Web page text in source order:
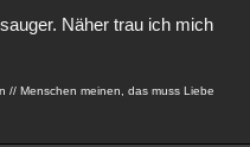
Näher trau ich mich
// Menschen meinen, das muss Liebe